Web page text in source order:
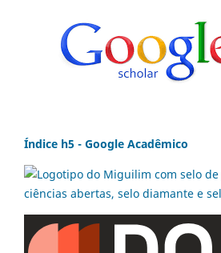
Índice h5 - Google Acadêmico